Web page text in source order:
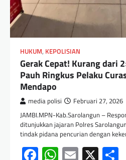
HUKUM, KEPOLISIAN
Gerak Cepat! Kurang dari
Pauh Ringkus Pelaku
Mendapo
media polisi Februari 27, 2026
JAMBI.MPN-Kab.Sarolangun –
ditunjukkan jajaran Polres
tindak pidana pencurian dengan